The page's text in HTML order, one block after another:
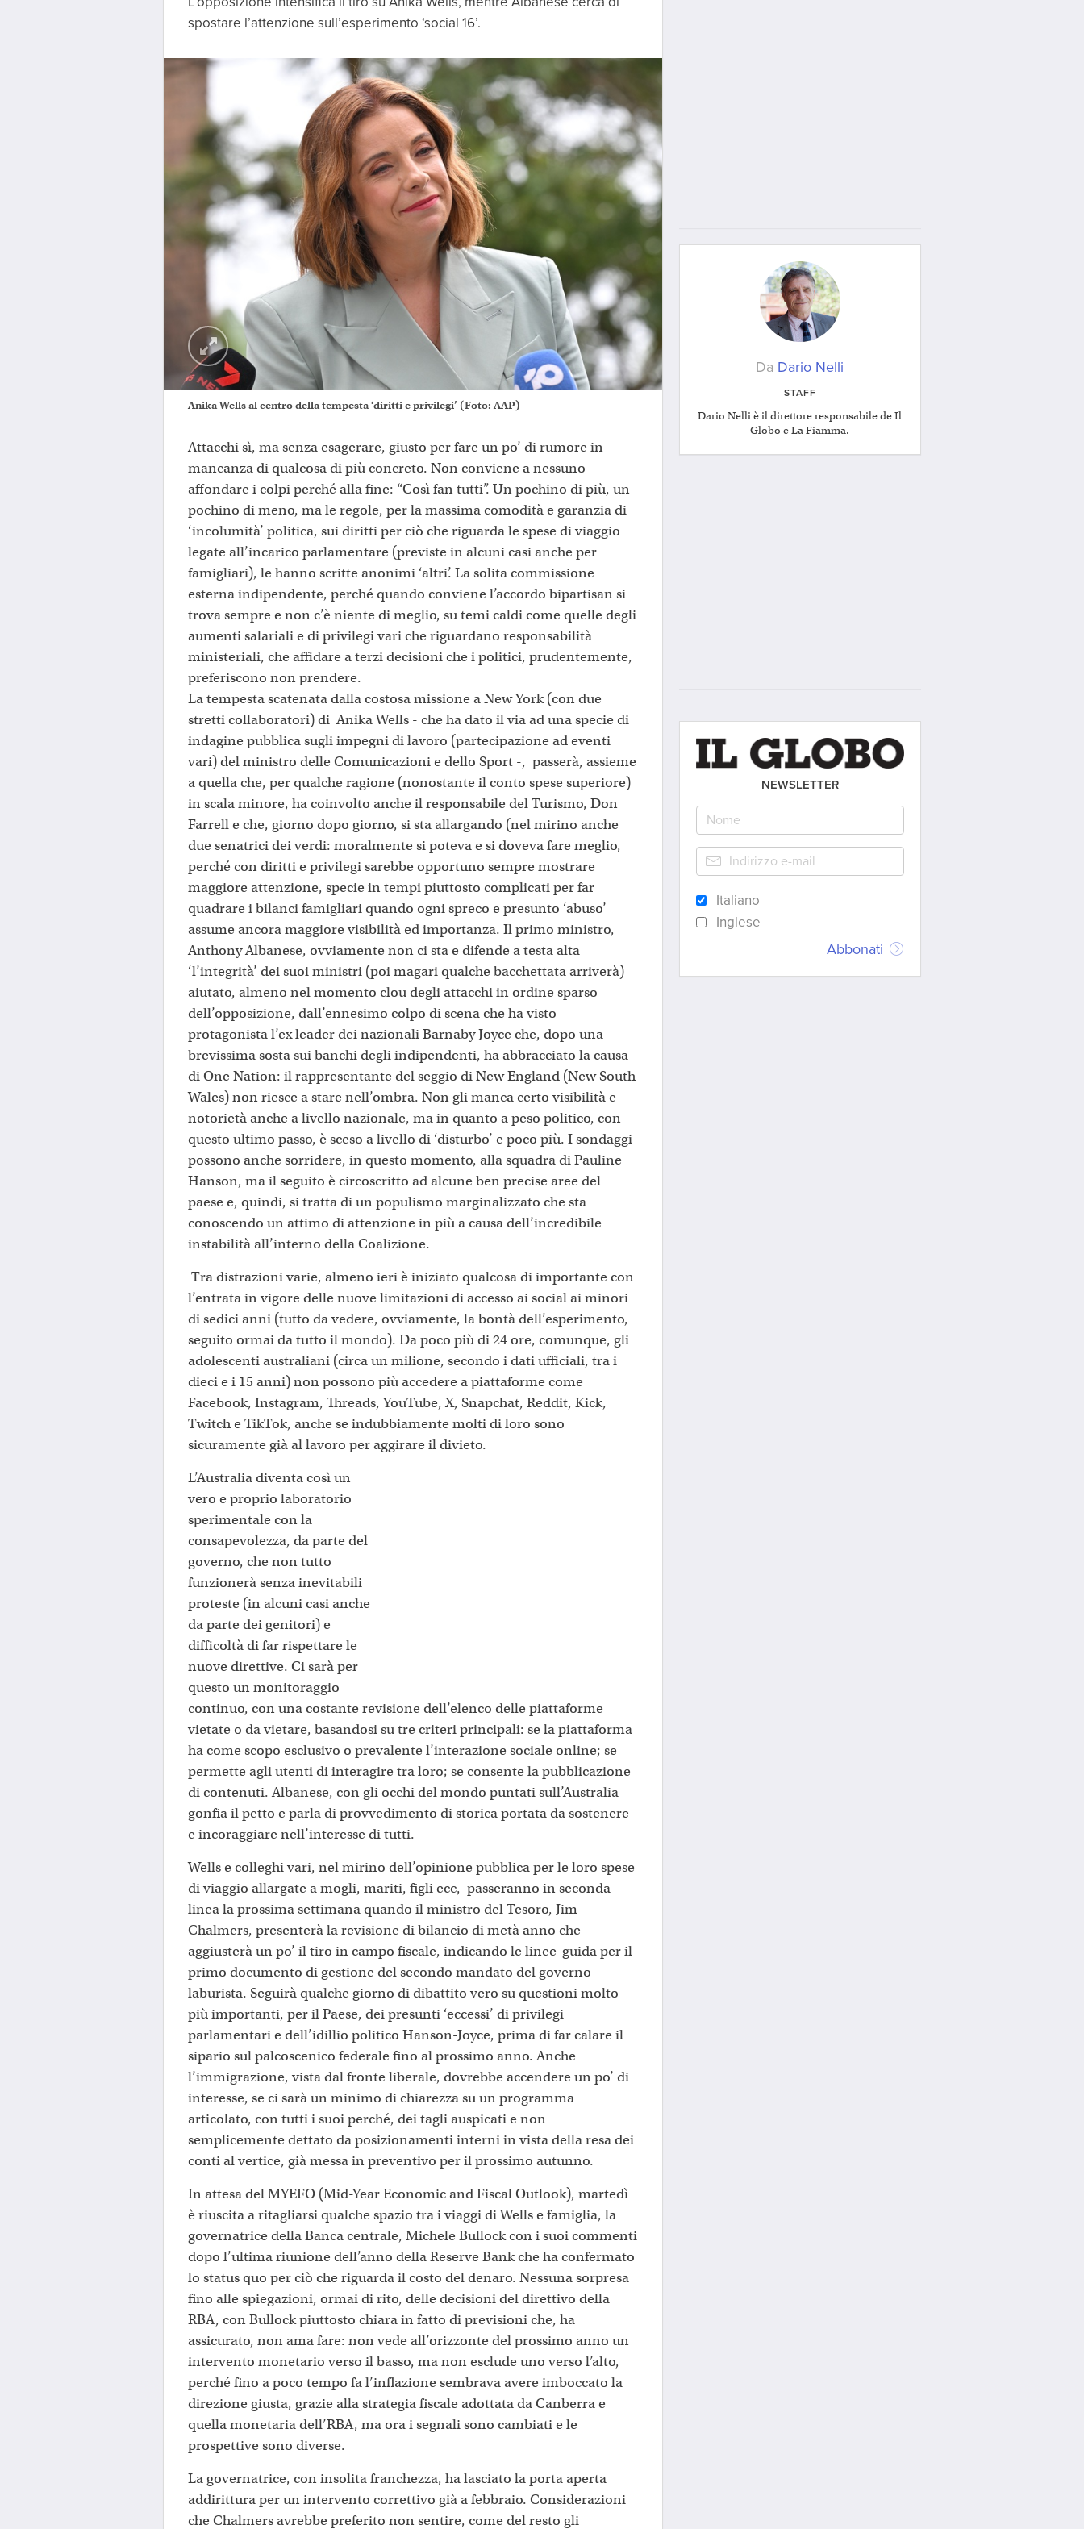
spostare l’attenzione sull’esperimento ‘social 16’.
Anika Wells al centro della tempesta ‘diritti e privilegi’ (Foto: AAP)
Attacchi sì, ma senza esagerare, giusto per fare un po’ di rumore in
mancanza di qualcosa di più concreto. Non conviene a nessuno
affondare i colpi perché alla fine: “Così fan tutti”. Un pochino di più, un
pochino di meno, ma le regole, per la massima comodità e garanzia di
‘incolumità’ politica, sui diritti per ciò che riguarda le spese di viaggio
legate all’incarico parlamentare (previste in alcuni casi anche per
famigliari), le hanno scritte anonimi ‘altri’. La solita commissione
esterna indipendente, perché quando conviene l’accordo bipartisan si
trova sempre e non c’è niente di meglio, su temi caldi come quelle degli
aumenti salariali e di privilegi vari che riguardano responsabilità
ministeriali, che affidare a terzi decisioni che i politici, prudentemente,
preferiscono non prendere.
La tempesta scatenata dalla costosa missione a New York (con due
stretti collaboratori) di Anika Wells - che ha dato il via ad una specie di
indagine pubblica sugli impegni di lavoro (partecipazione ad eventi
vari) del ministro delle Comunicazioni e dello Sport -, passerà, assieme
a quella che, per qualche ragione (nonostante il conto spese superiore)
in scala minore, ha coinvolto anche il responsabile del Turismo, Don
Farrell e che, giorno dopo giorno, si sta allargando (nel mirino anche
due senatrici dei verdi: moralmente si poteva e si doveva fare meglio,
perché con diritti e privilegi sarebbe opportuno sempre mostrare
maggiore attenzione, specie in tempi piuttosto complicati per far
quadrare i bilanci famigliari quando ogni spreco e presunto ‘abuso’
assume ancora maggiore visibilità ed importanza. Il primo ministro,
Anthony Albanese, ovviamente non ci sta e difende a testa alta
‘l’integrità’ dei suoi ministri (poi magari qualche bacchettata arriverà)
aiutato, almeno nel momento clou degli attacchi in ordine sparso
dell’opposizione, dall’ennesimo colpo di scena che ha visto
protagonista l’ex leader dei nazionali Barnaby Joyce che, dopo una
brevissima sosta sui banchi degli indipendenti, ha abbracciato la causa
di One Nation: il rappresentante del seggio di New England (New South
Wales) non riesce a stare nell’ombra. Non gli manca certo visibilità e
notorietà anche a livello nazionale, ma in quanto a peso politico, con
questo ultimo passo, è sceso a livello di ‘disturbo’ e poco più. I sondaggi
possono anche sorridere, in questo momento, alla squadra di Pauline
Hanson, ma il seguito è circoscritto ad alcune ben precise aree del
paese e, quindi, si tratta di un populismo marginalizzato che sta
conoscendo un attimo di attenzione in più a causa dell’incredibile
instabilità all’interno della Coalizione.
Tra distrazioni varie, almeno ieri è iniziato qualcosa di importante con
l’entrata in vigore delle nuove limitazioni di accesso ai social ai minori
di sedici anni (tutto da vedere, ovviamente, la bontà dell’esperimento,
seguito ormai da tutto il mondo). Da poco più di 24 ore, comunque, gli
adolescenti australiani (circa un milione, secondo i dati ufficiali, tra i
dieci e i 15 anni) non possono più accedere a piattaforme come
Facebook, Instagram, Threads, YouTube, X, Snapchat, Reddit, Kick,
Twitch e TikTok, anche se indubbiamente molti di loro sono
sicuramente già al lavoro per aggirare il divieto.
L’Australia diventa così un
vero e proprio laboratorio
sperimentale con la
consapevolezza, da parte del
governo, che non tutto
funzionerà senza inevitabili
proteste (in alcuni casi anche
da parte dei genitori) e
difficoltà di far rispettare le
nuove direttive. Ci sarà per
questo un monitoraggio
continuo, con una costante revisione dell’elenco delle piattaforme
vietate o da vietare, basandosi su tre criteri principali: se la piattaforma
ha come scopo esclusivo o prevalente l’interazione sociale online; se
permette agli utenti di interagire tra loro; se consente la pubblicazione
di contenuti. Albanese, con gli occhi del mondo puntati sull’Australia
gonfia il petto e parla di provvedimento di storica portata da sostenere
e incoraggiare nell’interesse di tutti.
Wells e colleghi vari, nel mirino dell’opinione pubblica per le loro spese
di viaggio allargate a mogli, mariti, figli ecc, passeranno in seconda
linea la prossima settimana quando il ministro del Tesoro, Jim
Chalmers, presenterà la revisione di bilancio di metà anno che
aggiusterà un po’ il tiro in campo fiscale, indicando le linee-guida per il
primo documento di gestione del secondo mandato del governo
laburista. Seguirà qualche giorno di dibattito vero su questioni molto
più importanti, per il Paese, dei presunti ‘eccessi’ di privilegi
parlamentari e dell’idillio politico Hanson-Joyce, prima di far calare il
sipario sul palcoscenico federale fino al prossimo anno. Anche
l’immigrazione, vista dal fronte liberale, dovrebbe accendere un po’ di
interesse, se ci sarà un minimo di chiarezza su un programma
articolato, con tutti i suoi perché, dei tagli auspicati e non
semplicemente dettato da posizionamenti interni in vista della resa dei
conti al vertice, già messa in preventivo per il prossimo autunno.
In attesa del MYEFO (Mid-Year Economic and Fiscal Outlook), martedì
è riuscita a ritagliarsi qualche spazio tra i viaggi di Wells e famiglia, la
governatrice della Banca centrale, Michele Bullock con i suoi commenti
dopo l’ultima riunione dell’anno della Reserve Bank che ha confermato
lo status quo per ciò che riguarda il costo del denaro. Nessuna sorpresa
fino alle spiegazioni, ormai di rito, delle decisioni del direttivo della
RBA, con Bullock piuttosto chiara in fatto di previsioni che, ha
assicurato, non ama fare: non vede all’orizzonte del prossimo anno un
intervento monetario verso il basso, ma non esclude uno verso l’alto,
perché fino a poco tempo fa l’inflazione sembrava avere imboccato la
direzione giusta, grazie alla strategia fiscale adottata da Canberra e
quella monetaria dell’RBA, ma ora i segnali sono cambiati e le
prospettive sono diverse.
La governatrice, con insolita franchezza, ha lasciato la porta aperta
addirittura per un intervento correttivo già a febbraio. Considerazioni
che Chalmers avrebbe preferito non sentire, come del resto gli
Da Dario Nelli
STAFF
Dario Nelli è il direttore responsabile de Il
Globo e La Fiamma.
NEWSLETTER
Italiano
Inglese
Abbonati